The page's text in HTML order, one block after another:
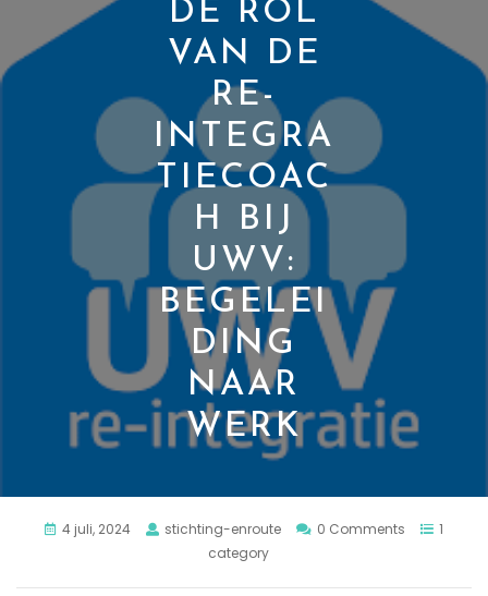
DE ROL
VAN DE
RE-
INTEGRA
TIECOAC
H BIJ
UWV:
BEGELEI
DING
NAAR
WERK
4 juli, 2024 stichting-enroute 0 Comments
1
category